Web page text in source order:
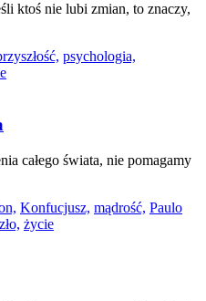
ktoś nie lubi zmian, to znaczy,
psychologia,
całego świata, nie pomagamy
Konfucjusz, mądrość, Paulo
zło, życie